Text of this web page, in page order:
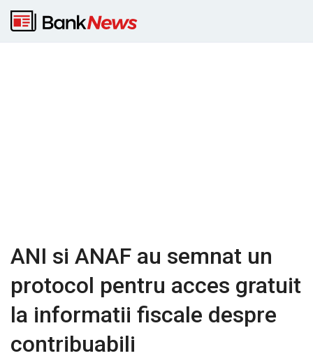
ANI si ANAF au semnat un
protocol pentru acces gratuit
la informatii fiscale despre
contribuabili